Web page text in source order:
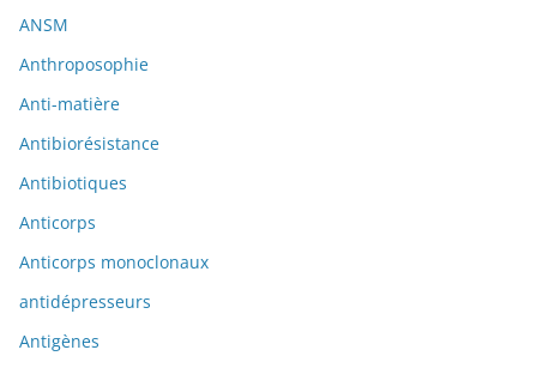
ANSM
Anthroposophie
Anti-matière
Antibiorésistance
Antibiotiques
Anticorps
Anticorps monoclonaux
antidépresseurs
Antigènes